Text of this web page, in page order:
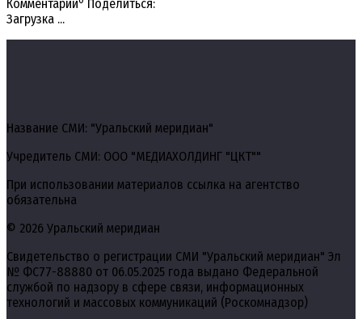
Комментарии
Поделиться:
Загрузка ...
Название СМИ: "Уральский меридиан"
Учредитель СМИ: ООО "МЕДИАХОЛДИНГ "ЦКТ""
При использовании материалов ссылка на агентство
обязательна
© 2026 Уральский меридиан
Свидетельство о регистрации СМИ "Уральский меридиан" Эл
№ ФС77-88880 от 06.05.2025 года выдано Федеральной
службой по надзору в сфере связи, информационных
технологий и массовых коммуникаций (Роскомнадзор)